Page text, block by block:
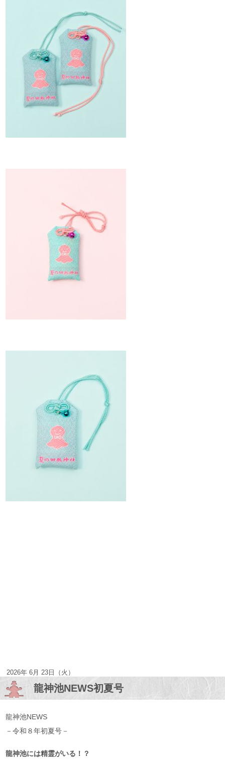
2026年 6月 23日（火）
龍神池NEWS初夏号
龍神池NEWS
－令和８年初夏号－
龍神池には精霊がいる！？